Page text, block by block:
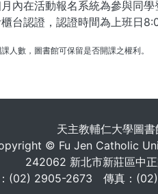
內在活動報名系統為參與同
台認證，認證時間為上班日
人數，圖書館可保留是否開課之權利。
天主教輔仁大學圖書
© Fu Jen Catholic
242062 新北市新莊區中
(02) 2905-2673 傳真：